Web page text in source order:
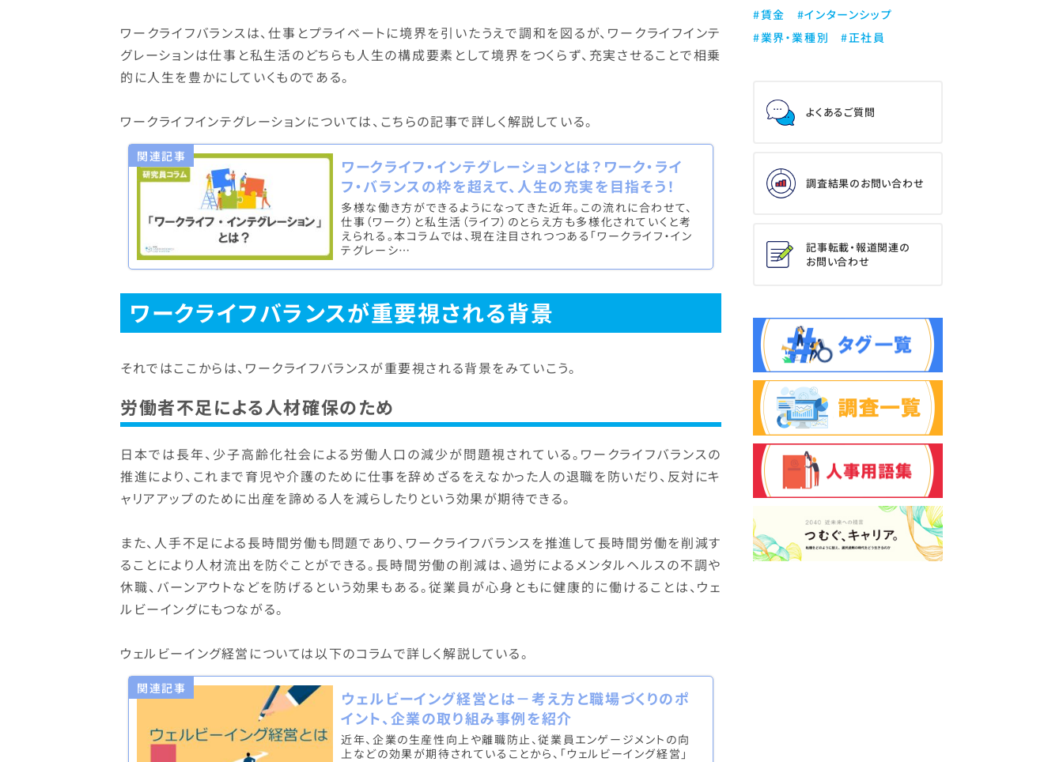
ワークライフバランスは、仕事とプライベートに境界を引いたうえで調和を図るが、ワークライフインテ
グレーションは仕事と私生活のどちらも人生の構成要素として境界をつくらず、充実させることで相乗
的に人生を豊かにしていくものである。
ワークライフインテグレーションについては、こちらの記事で詳しく解説している。
関連記事
ワークライフ・インテグレーションとは？ワーク・ライ
フ・バランスの枠を超えて、人生の充実を目指そう！
多様な働き方ができるようになってきた近年。この流れに合わせて、
仕事（ワーク）と私生活（ライフ）のとらえ方も多様化されていくと考
えられる。本コラムでは、現在注目されつつある「ワークライフ・イン
テグレーシ…
ワークライフバランスが重要視される背景
それではここからは、ワークライフバランスが重要視される背景をみていこう。
労働者不足による人材確保のため
日本では長年、少子高齢化社会による労働人口の減少が問題視されている。ワークライフバランスの
推進により、これまで育児や介護のために仕事を辞めざるをえなかった人の退職を防いだり、反対にキ
ャリアアップのために出産を諦める人を減らしたりという効果が期待できる。
また、人手不足による長時間労働も問題であり、ワークライフバランスを推進して長時間労働を削減す
ることにより人材流出を防ぐことができる。長時間労働の削減は、過労によるメンタルヘルスの不調や
休職、バーンアウトなどを防げるという効果もある。従業員が心身ともに健康的に働けることは、ウェ
ルビーイングにもつながる。
ウェルビーイング経営については以下のコラムで詳しく解説している。
関連記事
ウェルビーイング経営とは－考え方と職場づくりのポ
イント、企業の取り組み事例を紹介
近年、企業の生産性向上や離職防止、従業員エンゲージメントの向
上などの効果が期待されていることから、「ウェルビーイング経営」
#賃金
#インターンシップ
#業界・業種別
#正社員
よくあるご質問
調査結果のお問い合わせ
記事転載・報道関連の
お問い合わせ